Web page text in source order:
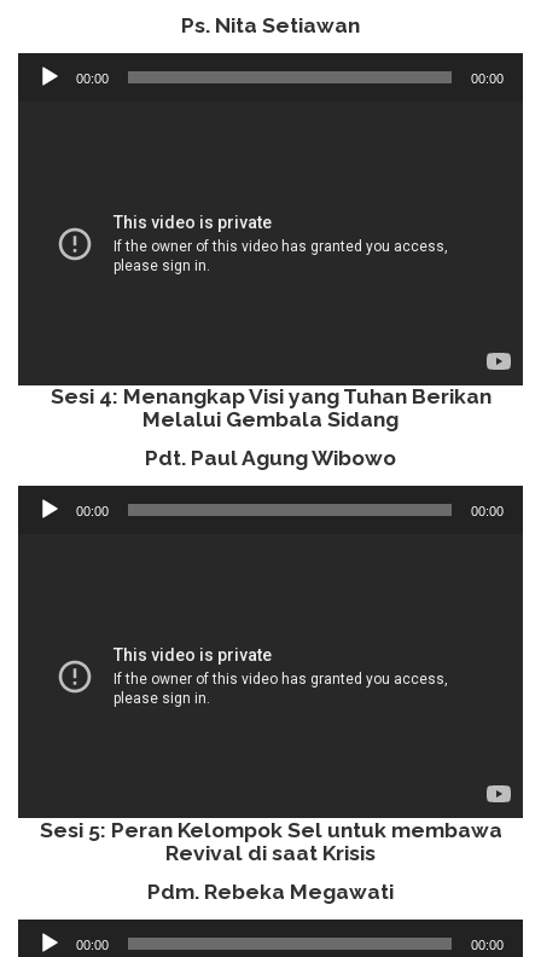
Ps. Nita Setiawan
Audio
Player
00:00 00:00
Sesi 4: Menangkap Visi yang Tuhan Berikan
Melalui Gembala Sidang
Pdt. Paul Agung Wibowo
Audio
Player
00:00 00:00
Sesi 5: Peran Kelompok Sel untuk membawa
Revival di saat Krisis
Pdm. Rebeka Megawati
Audio
00:00 00:00